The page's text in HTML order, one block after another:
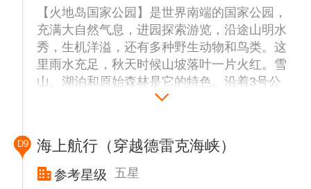
【火地岛国家公园】是世界南端的国家公园，
充满大自然气息，进园探索游览，沿途山明水
秀，生机洋溢，还有多种野生动物和鸟类。这
里雨水充足，秋天时候山坡落叶一片火红。雪
山、湖泊和原始森林是它的特色。沿着3号公
路来到阿莱曼主教市野营地火车站，乘坐小火
些实物和资料。
特别安排搭乘由蒸汽机车牵引的世界尽头小火
车至世界最南端的火车站，抵达泛美公路南
D9 海上航行（穿越德雷克海峡）
参考星级 五星